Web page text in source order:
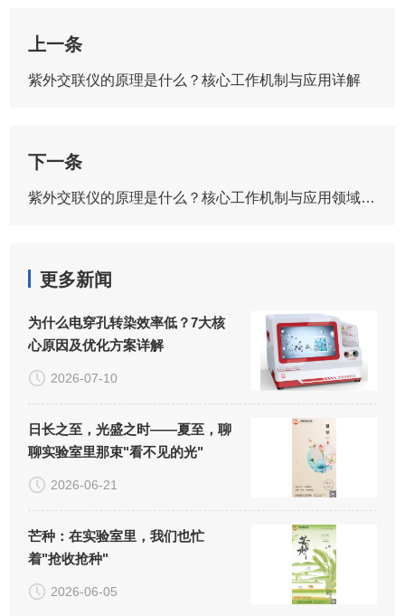
上一条
紫外交联仪的原理是什么？核心工作机制与应用详解
下一条
紫外交联仪的原理是什么？核心工作机制与应用领域详解
更多新闻
为什么电穿孔转染效率低？7大核
心原因及优化方案详解
2026-07-10
日长之至，光盛之时——夏至，聊
聊实验室里那束"看不见的光"
2026-06-21
芒种：在实验室里，我们也忙
着"抢收抢种"
2026-06-05